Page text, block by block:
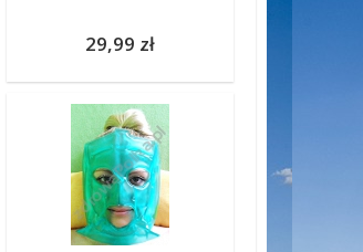
29,99 zł